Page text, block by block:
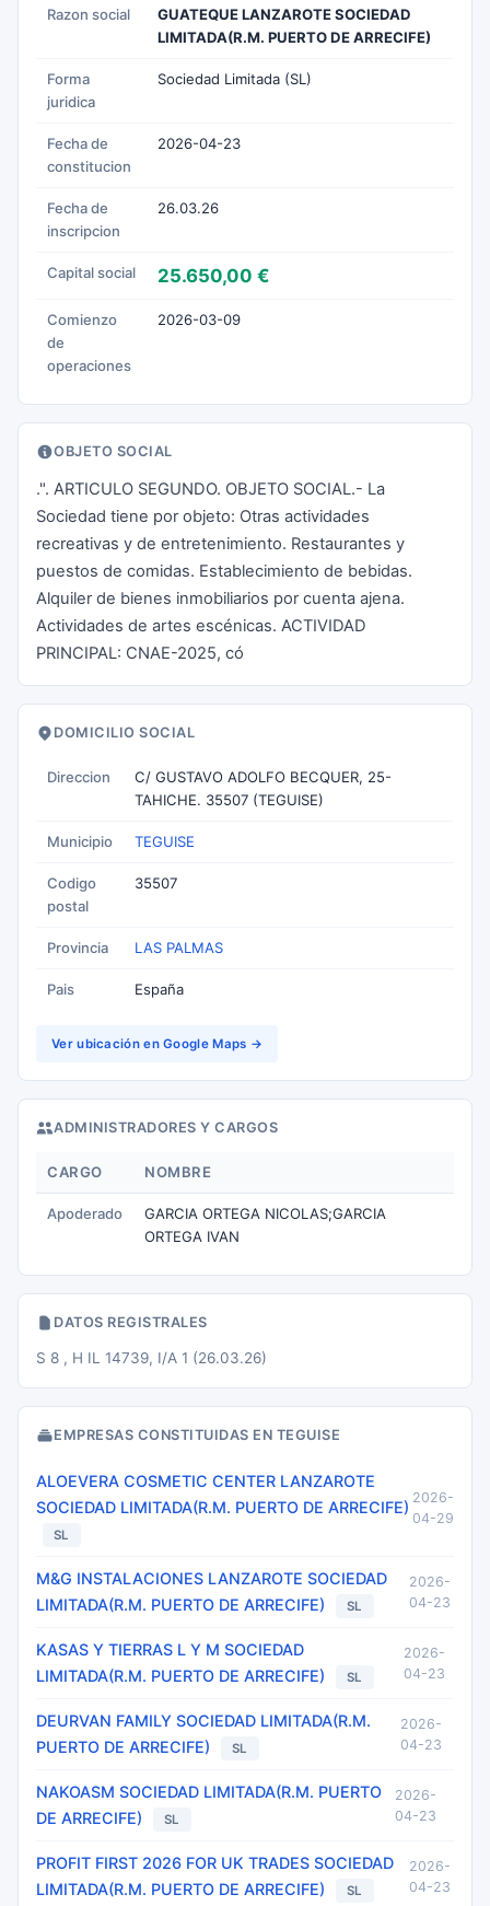
Razon social
GUATEQUE LANZAROTE SOCIEDAD
LIMITADA(R.M. PUERTO DE ARRECIFE)
Forma
juridica
Sociedad Limitada (SL)
Fecha de
constitucion
2026-04-23
Fecha de
inscripcion
26.03.26
Capital social 25.650,00 €
Comienzo
de
operaciones
2026-03-09
OBJETO SOCIAL
.". ARTICULO SEGUNDO. OBJETO SOCIAL.- La
Sociedad tiene por objeto: Otras actividades
recreativas y de entretenimiento. Restaurantes y
puestos de comidas. Establecimiento de bebidas.
Alquiler de bienes inmobiliarios por cuenta ajena.
Actividades de artes escénicas. ACTIVIDAD
PRINCIPAL: CNAE-2025, có
DOMICILIO SOCIAL
Direccion
C/ GUSTAVO ADOLFO BECQUER, 25-
TAHICHE. 35507 (TEGUISE)
Municipio TEGUISE
Codigo
postal
35507
Provincia LAS PALMAS
Pais España
Ver ubicación en Google Maps →
ADMINISTRADORES Y CARGOS
CARGO NOMBRE
Apoderado
GARCIA ORTEGA NICOLAS;GARCIA
ORTEGA IVAN
DATOS REGISTRALES
S 8 , H IL 14739, I/A 1 (26.03.26)
EMPRESAS CONSTITUIDAS EN TEGUISE
ALOEVERA COSMETIC CENTER LANZAROTE
SOCIEDAD LIMITADA(R.M. PUERTO DE ARRECIFE)
SL
2026-
04-29
M&G INSTALACIONES LANZAROTE SOCIEDAD
LIMITADA(R.M. PUERTO DE ARRECIFE)
SL
2026-
04-23
KASAS Y TIERRAS L Y M SOCIEDAD
LIMITADA(R.M. PUERTO DE ARRECIFE)
SL
2026-
04-23
DEURVAN FAMILY SOCIEDAD LIMITADA(R.M.
PUERTO DE ARRECIFE)
SL
2026-
04-23
NAKOASM SOCIEDAD LIMITADA(R.M. PUERTO
DE ARRECIFE)
SL
2026-
04-23
PROFIT FIRST 2026 FOR UK TRADES SOCIEDAD
LIMITADA(R.M. PUERTO DE ARRECIFE)
SL
2026-
04-23